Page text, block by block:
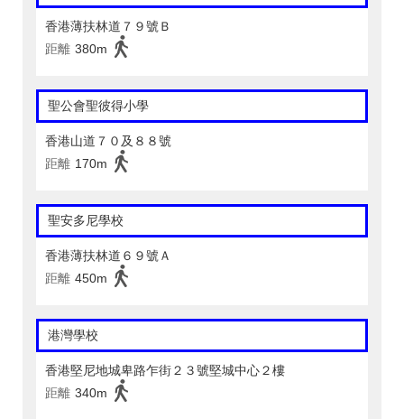
香港薄扶林道７９號Ｂ
距離 380m
聖公會聖彼得小學
香港山道７０及８８號
距離 170m
聖安多尼學校
香港薄扶林道６９號Ａ
距離 450m
港灣學校
香港堅尼地城卑路乍街２３號堅城中心２樓
距離 340m